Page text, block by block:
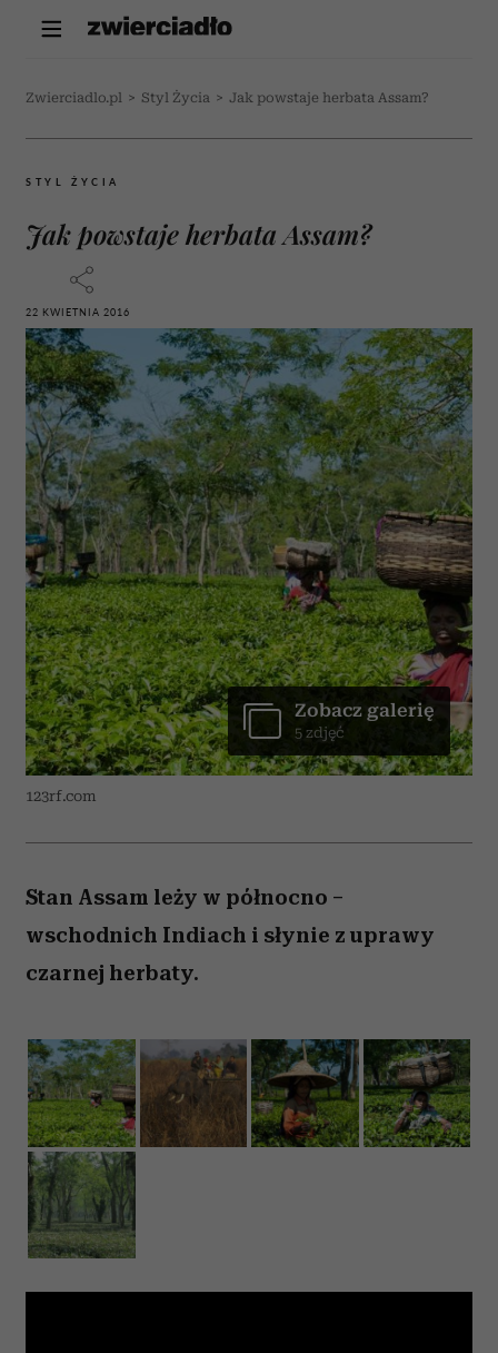
Zwierciadlo.pl > Styl Życia > Jak powstaje herbata Assam?
STYL ŻYCIA
Jak powstaje herbata Assam?
22 KWIETNIA 2016
123rf.com
Zobacz galerię
5 zdjęć
Stan Assam leży w północno –
wschodnich Indiach i słynie z uprawy
czarnej herbaty.